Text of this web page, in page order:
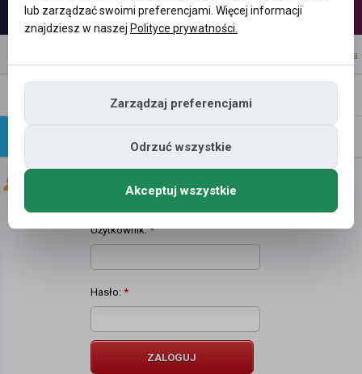
reklama
wiadomość
Użytkownik:*
Hasło: *
ZALOGUJ
lub zarządzać swoimi preferencjami. Więcej informacji
znajdziesz w naszej Polityce prywatności.
Zarządzaj preferencjami
Odrzuć wszystkie
Akceptuj wszystkie